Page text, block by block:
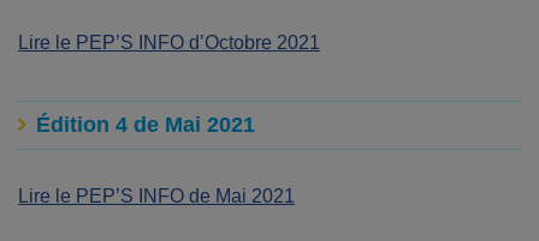
Lire le PEP’S INFO d’Octobre 2021
Édition 4 de Mai 2021
Lire le PEP’S INFO de Mai 2021